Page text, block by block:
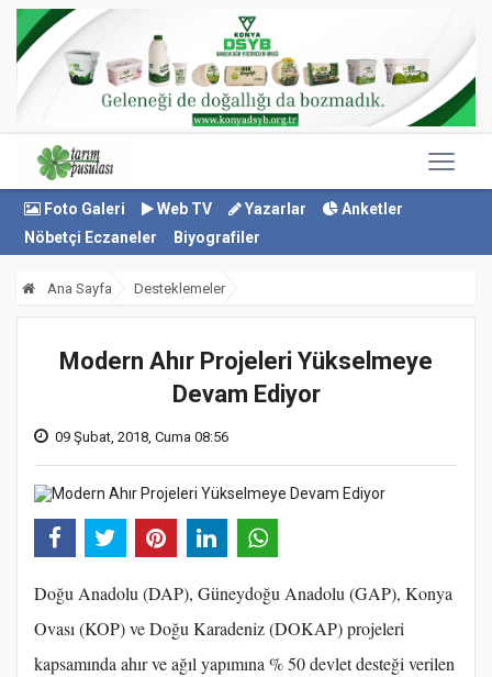
Foto Galeri Web TV Yazarlar
Anketler
Nöbetçi Eczaneler
Biyografiler
Ana Sayfa Desteklemeler
Modern Ahır Projeleri Yükselmeye
Devam Ediyor
09 Şubat, 2018, Cuma 08:56
Doğu Anadolu (DAP), Güneydoğu Anadolu (GAP), Konya
Ovası (KOP) ve Doğu Karadeniz (DOKAP) projeleri
kapsamında ahır ve ağıl yapımına % 50 devlet desteği verilen